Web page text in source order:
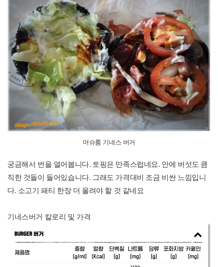
머슈룸 기네스 버거
궁금해서 번을 열어봅니다. 토핑은 만족스럽네요. 안에 버섯도 큼
직한 것들이 들어있습니다. 그래도 가격대비 조금 비싼 느낌입니
다. 소고기 패티 한장 더 올려야 할 것 같네요
기네스버거 칼로리 및 가격